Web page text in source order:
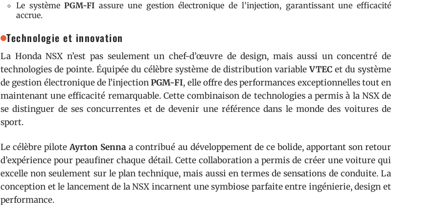
Le systèmePGM-FI assure une gestion électronique de l’injection, garantissant une efficacité
accrue.
Technologie et innovation
La Honda NSX n’est pas seulement un chef-d’œuvre de design, mais aussi un concentré de
technologies de pointe. Équipée du célèbre système de distribution variableVTECet du système
de gestion électronique de l’injectionPGM-FI, elle offre des performances exceptionnelles tout en
maintenant une efficacité remarquable. Cette combinaison de technologies a permis à la NSX de
se distinguer de ses concurrentes et de devenir une référence dans le monde des voitures de
sport.
Le célèbre piloteAyrton Senna a contribué au développement de ce bolide, apportant son retour
d’expérience pour peaufiner chaque détail. Cette collaboration a permis de créer une voiture qui
excelle non seulement sur le plan technique, mais aussi en termes de sensations de conduite. La
conception et le lancement de la NSX incarnent une symbiose parfaite entre ingénierie, design et
performance.